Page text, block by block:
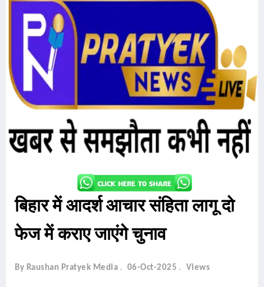
बिहार में आदर्श आचार संहिता लागू दो
फेज में कराए जाएंगे चुनाव
By Raushan Pratyek Media 06-Oct-2025 Views